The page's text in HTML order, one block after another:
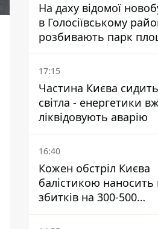
На даху відомої
в Голосіївському
розбивають парк
гектар
17:15
Частина Києва
світла - енергетики
ліквідовують аварію
16:40
Кожен обстріл Києва
балістикою наносить
збитків на 300-500
мільйонів - Петро
Пантелеєв